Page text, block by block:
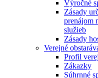
Výročné
Zásady
prenájom
služieb
Zásady
Verejné
Profil
Zákazky
Súhrnné